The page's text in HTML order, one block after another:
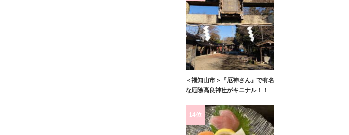
＜福知山市＞『厄神さん』で有名
な厄除高良神社がキニナル！！
14位